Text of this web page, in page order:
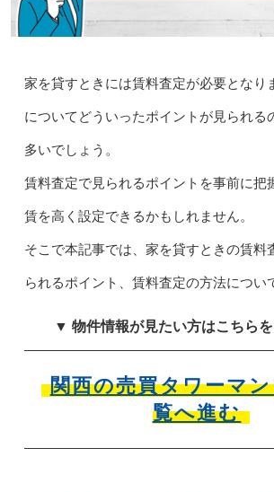
家を貸すときには賃料査定が必要となり
についてどういったポイントが見られる
多いでしょう。
賃料査定で見られるポイントを事前に把
賃を高く設定できるかもしれません。
そこで本記事では、家を貸すときの賃料
られるポイント、賃料査定の方法につい
▼ 物件情報が見たい方はこちら
関西の売買タワーマ
覧へ進む